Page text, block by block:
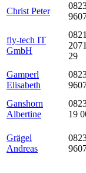
Christ Peter
fly-tech IT
GmbH
0821
29
Gamperl
Elisabeth
Ganshorn
Albertine
19
Grägel
Andreas